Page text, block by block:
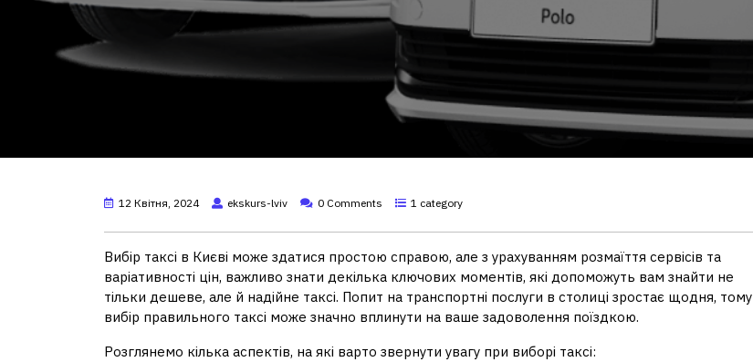
12 Квітня, 2024 ekskurs-lviv 0 Comments 1 category
Вибір таксі в Києві може здатися простою справою, але з урахуванням розмаїття сервісів та
варіативності цін, важливо знати декілька ключових моментів, які допоможуть вам знайти не
тільки дешеве, але й надійне таксі. Попит на транспортні послуги в столиці зростає щодня, тому
вибір правильного таксі може значно вплинути на ваше задоволення поїздкою.
Розглянемо кілька аспектів, на які варто звернути увагу при виборі таксі: